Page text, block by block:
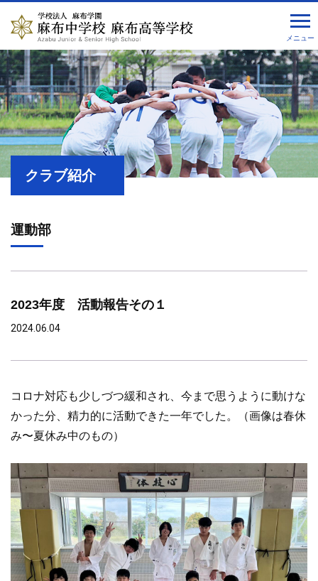
メニュー
クラブ紹介
運動部
2023年度 活動報告その１
2024.06.04
コロナ対応も少しづつ緩和され、今まで思うように動けな
かった分、精力的に活動できた一年でした。（画像は春休
み〜夏休み中のもの）